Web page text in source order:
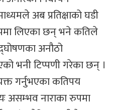
अब प्रतिक्षाको घडी
लिएका छन् भने कतिले
अनौठो
भनी टिप्पणी गरेका छन् ।
गर्नुभएका कतिपय
असम्भव नाराका रुपमा